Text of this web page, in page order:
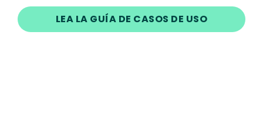
LEA LA GUÍA DE CASOS DE USO